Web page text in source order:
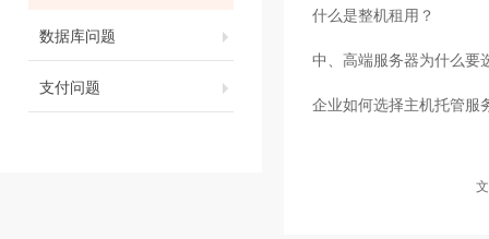
数据库问题
支付问题
什么是整机租用？
中、高端服务器为什么要
企业如何选择主机托管服